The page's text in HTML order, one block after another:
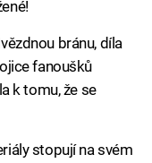
bránu, díla
fanoušků
k tomu, že se
stopují na svém